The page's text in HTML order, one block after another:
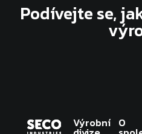
Podívejte se,
Výrobní O